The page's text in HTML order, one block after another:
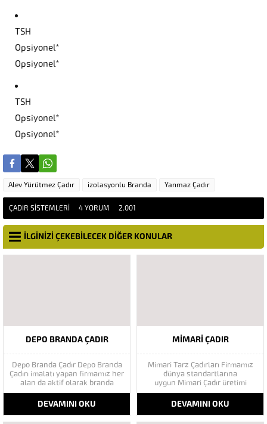
TSH
Opsiyonel*
Opsiyonel*
TSH
Opsiyonel*
Opsiyonel*
Alev Yürütmez Çadır izolasyonlu Branda Yanmaz Çadır
ÇADIR SISTEMLERI 4 YORUM 2.001
İLGİNİZİ ÇEKEBİLECEK DİĞER KONULAR
DEPO BRANDA ÇADIR
Depo Branda Çadır Depo Branda
Çadırı imalatı yapan firmamız her
alan da aktif olarak branda
hizmeti vermektedir. Müşteri
memnuniyetini ön planda
tutarak hizmet sağlayan
firmamız bu alan da başarıyı
DEVAMINI OKU
MIMARI ÇADIR
Mimari Tarz Çadırları Firmamız
dünya standartlarına
uygun Mimari Çadır üretimi
yapmaktadır. Ülkemizde lider
olmak için varlığını
sürdürmektedir. Vizyonumuz her
geçen gün ileriye doğru
DEVAMINI OKU